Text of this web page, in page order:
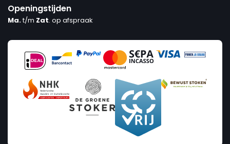
Openingstijden
Ma.t/m Zat. op afspraak